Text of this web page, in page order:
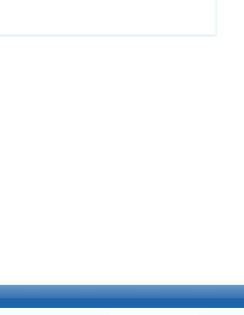
新驱动发展、科技引领未来！